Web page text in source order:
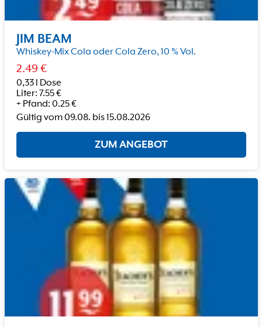
JIM BEAM
Whiskey-Mix Cola oder Cola Zero, 10 % Vol.
2.49 €
0,33 l Dose
Liter: 7.55€
+ Pfand: 0.25€
Gültig vom09.08. bis15.08.2026
ZUM ANGEBOT